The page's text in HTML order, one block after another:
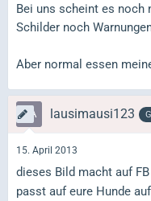
Bei uns scheint es noch
Schilder noch
Aber normal essen
lausimausi123
15. April 2013
dieses Bild macht auf
passt auf eure Hunde